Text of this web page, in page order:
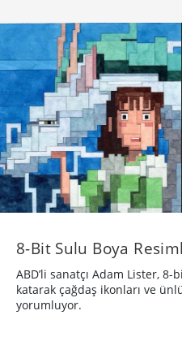
8-Bit Sulu Boya
ABD’li sanatçı Adam Lister,
katarak çağdaş ikonları ve
yorumluyor.